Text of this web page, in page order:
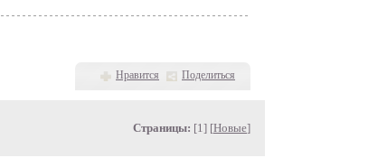
Нравится Поделиться
Страницы: [1] [Новые]